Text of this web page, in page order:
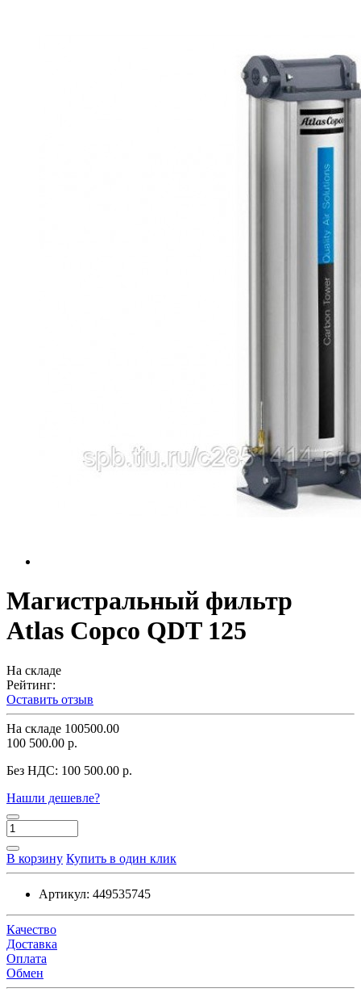
Магистральный фильтр
Atlas Copco QDT 125
На складе
Рейтинг:
Оставить отзыв
На складе 100500.00
100 500.00 р.
Без НДС: 100 500.00 р.
Нашли дешевле?
В корзину Купить в один клик
Артикул: 449535745
Качество
Доставка
Оплата
Обмен